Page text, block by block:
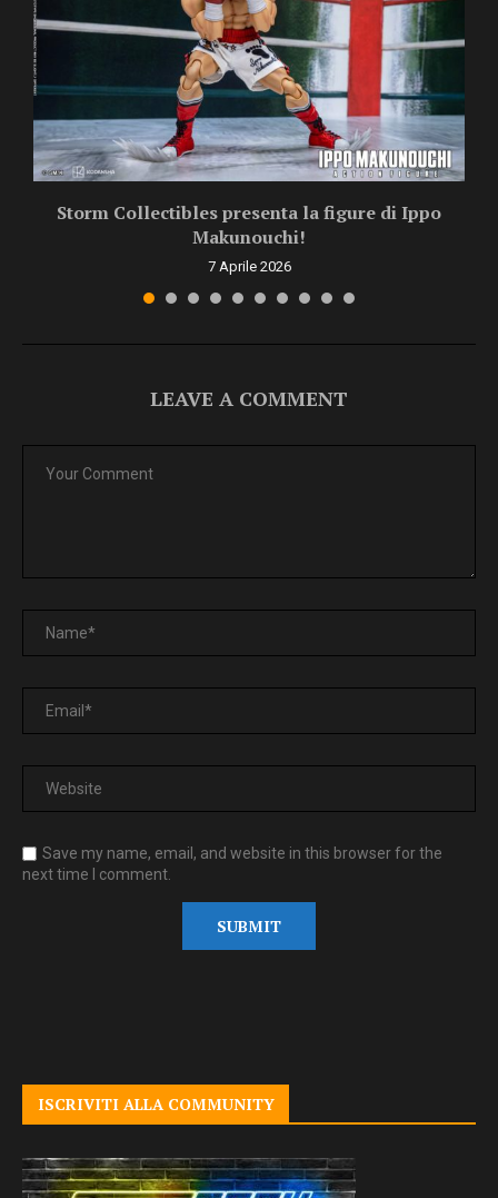
Storm Collectibles presenta la figure di Ippo
Makunouchi!
7 Aprile 2026
LEAVE A COMMENT
Save my name, email, and website in this browser for the
next time I comment.
ISCRIVITI ALLA COMMUNITY